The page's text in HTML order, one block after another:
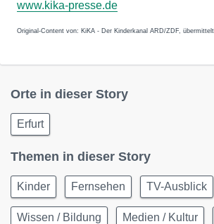
www.kika-presse.de
Original-Content von: KiKA - Der Kinderkanal ARD/ZDF,
Orte in dieser Story
Erfurt
Themen in dieser Story
Kinder Fernsehen TV-Ausblick
Wissen / Bildung Medien / Kultur